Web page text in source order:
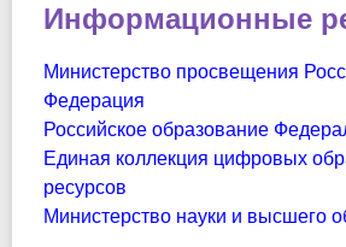
Информационные
Министерство просвещения
Федерация
Российское образование
Единая коллекция цифровых
ресурсов
Министерство науки и высшего